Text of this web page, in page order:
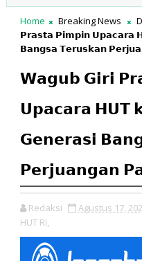
Home Breaking News
𝗣𝗿𝗮𝘀𝘁𝗮 𝗣𝗶𝗺𝗽𝗶𝗻 𝗨𝗽𝗮𝗰𝗮𝗿𝗮
𝗕𝗮𝗻𝗴𝘀𝗮 𝗧𝗲𝗿𝘂𝘀𝗸𝗮𝗻
𝗪𝗮𝗴𝘂𝗯 𝗚𝗶𝗿𝗶
𝗨𝗽𝗮𝗰𝗮𝗿𝗮 𝗛𝗨𝗧
𝗚𝗲𝗻𝗲𝗿𝗮𝘀𝗶
𝗣𝗲𝗿𝗷𝘂𝗮𝗻𝗴𝗮𝗻
Redaksi Agustus 17,
HUT RI,